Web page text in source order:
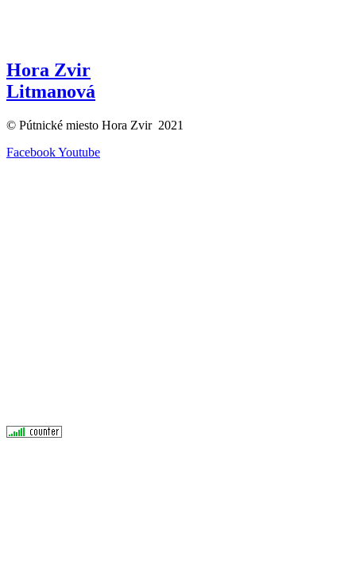
Hora Zvir
Litmanová
© Pútnické miesto Hora Zvir 2021
FacebookYoutube